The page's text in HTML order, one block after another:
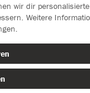
wir dir personalisierte
Weitere